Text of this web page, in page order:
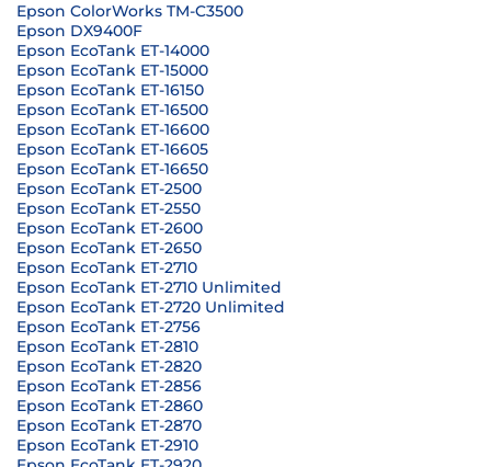
Epson ColorWorks TM-C3500
Epson DX9400F
Epson EcoTank ET-14000
Epson EcoTank ET-15000
Epson EcoTank ET-16150
Epson EcoTank ET-16500
Epson EcoTank ET-16600
Epson EcoTank ET-16605
Epson EcoTank ET-16650
Epson EcoTank ET-2500
Epson EcoTank ET-2550
Epson EcoTank ET-2600
Epson EcoTank ET-2650
Epson EcoTank ET-2710
Epson EcoTank ET-2710 Unlimited
Epson EcoTank ET-2720 Unlimited
Epson EcoTank ET-2756
Epson EcoTank ET-2810
Epson EcoTank ET-2820
Epson EcoTank ET-2856
Epson EcoTank ET-2860
Epson EcoTank ET-2870
Epson EcoTank ET-2910